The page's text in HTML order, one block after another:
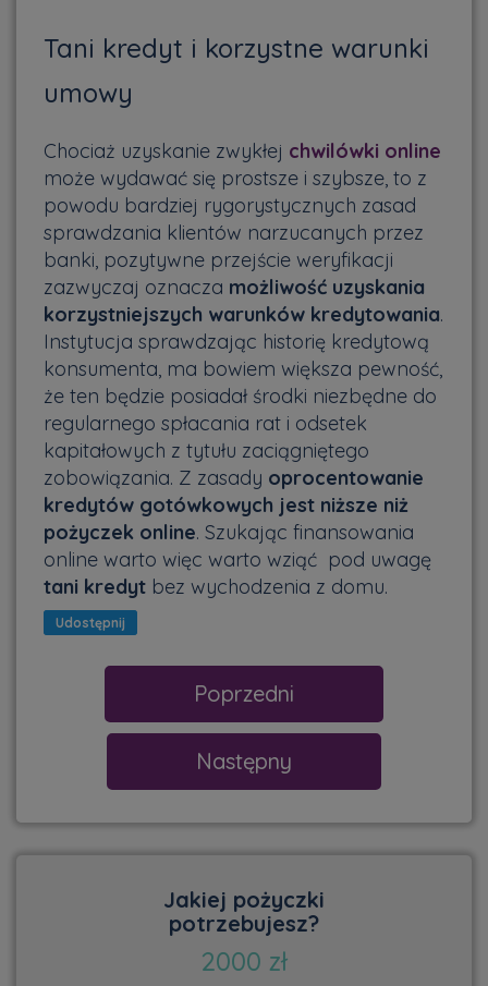
Tani kredyt i korzystne warunki
umowy
Chociaż uzyskanie zwykłej chwilówki online
może wydawać się prostsze i szybsze, to z
powodu bardziej rygorystycznych zasad
sprawdzania klientów narzucanych przez
banki, pozytywne przejście weryfikacji
zazwyczaj oznacza możliwość uzyskania
korzystniejszych warunków kredytowania.
Instytucja sprawdzając historię kredytową
konsumenta, ma bowiem większa pewność,
że ten będzie posiadał środki niezbędne do
regularnego spłacania rat i odsetek
kapitałowych z tytułu zaciągniętego
zobowiązania. Z zasady oprocentowanie
kredytów gotówkowych jest niższe niż
pożyczek online. Szukając finansowania
online warto więc warto wziąć pod uwagę
tani kredyt bez wychodzenia z domu.
Udostępnij
Poprzedni
Następny
Jakiej pożyczki
potrzebujesz?
2000 zł